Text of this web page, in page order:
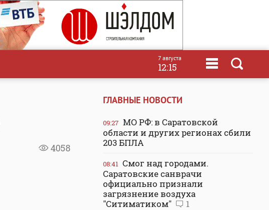
7 августа
12:15
4058
ГЛАВНЫЕ НОВОСТИ
09:27 МО РФ: в Саратовской
области и других регионах сбили
203 БПЛА
08:41 Смог над городами.
Саратовские санврачи
официально признали
загрязнение воздуха
"Ситиматиком"
1